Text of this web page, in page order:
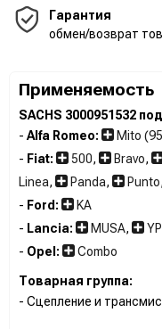
Гарантия
обмен/возврат
Применяемость
SACHS 3000951532
- Alfa Romeo:
Mito
- Fiat: 500, Bravo,
Linea, Panda, Punto,
- Ford:
KA
- Lancia: MUSA,
- Opel: Combo
Товарная группа:
- Сцепление и